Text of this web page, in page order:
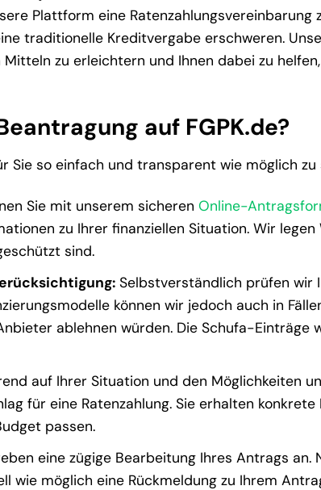
Plattform eine Ratenzahlungsvereinbarung
traditionelle Kreditvergabe erschweren.
Mitteln zu erleichtern und Ihnen dabei zu
auf FGPK.de?
Sie so einfach und transparent wie möglich zu
Sie mit unserem sicheren Online-
zu Ihrer finanziellen Situation. Wir
sind.
Selbstverständlich prüfen wir
können wir jedoch auch in
ablehnen würden. Die Schufa-Einträge
auf Ihrer Situation und den Möglichkeiten
für eine Ratenzahlung. Sie erhalten
passen.
eine zügige Bearbeitung Ihres Antrags an.
wie möglich eine Rückmeldung zu Ihrem